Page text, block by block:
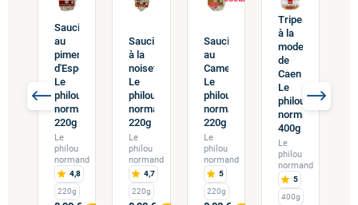
Saucisson
au
piment
d'Espelette
Le
philou
normand
220g
Le
philou
normand
4,8
220g
Saucisson
à la
noisette
Le
philou
normand
220g
Le
philou
normand
4,7
220g
de
Saucisson
au
Camembert
Le
philou
normand
220g
Le
philou
normand
5
220g
Tripes
à la
mode
de
Caen
Le
philou
normand
400g
Le
philou
normand
5
400g